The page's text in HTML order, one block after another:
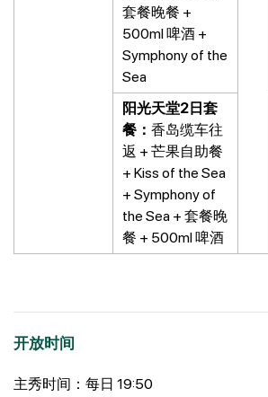
套餐晚餐 +
500ml 啤酒 +
Symphony of the
Sea
阳光天堂2日套
餐： 香岛缆车往
返 + 芒果自助餐
+ Kiss of the Sea
+ Symphony of
the Sea + 套餐晚
餐 + 500ml 啤酒
开放时间
主秀时间：每日 19:50